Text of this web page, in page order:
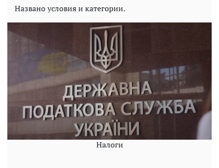
Названо условия и категории.
Налоги